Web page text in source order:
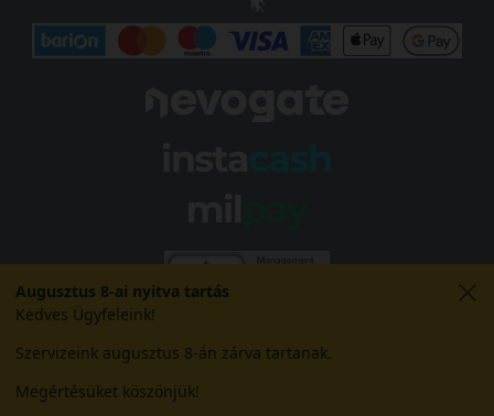
Augusztus 8-ai nyitva tartás
Kedves Ügyfeleink!
Szervizeink augusztus 8-án zárva tartanak.
Megértésüket köszönjük!